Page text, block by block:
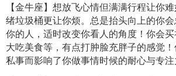
【金牛座】想放飞心情但满满行程让你
绪垃圾桶更让你烦。总是抬头向上的你
你的人，适时改变你看人的角度！你会
大吃美食等，有点打肿脸充胖子的感觉
私事而影响了你做事情时候的耐心与专注